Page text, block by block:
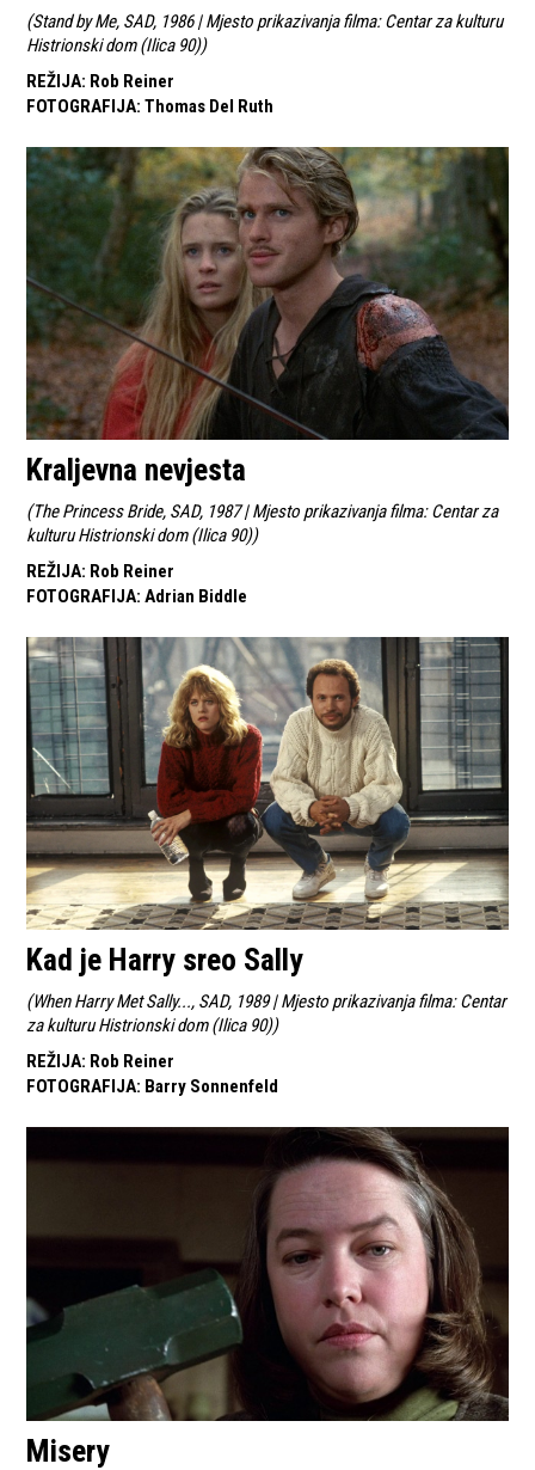
(Stand by Me, SAD, 1986 | Mjesto prikazivanja filma: Centar za kulturu
Histrionski dom (Ilica 90))
REŽIJA: Rob Reiner
FOTOGRAFIJA: Thomas Del Ruth
Kraljevna nevjesta
(The Princess Bride, SAD, 1987 | Mjesto prikazivanja filma: Centar za
kulturu Histrionski dom (Ilica 90))
REŽIJA: Rob Reiner
FOTOGRAFIJA: Adrian Biddle
Kad je Harry sreo Sally
(When Harry Met Sally..., SAD, 1989 | Mjesto prikazivanja filma: Centar
za kulturu Histrionski dom (Ilica 90))
REŽIJA: Rob Reiner
FOTOGRAFIJA: Barry Sonnenfeld
Misery